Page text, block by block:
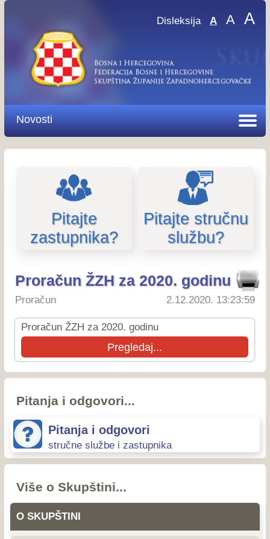
Disleksija A A A
Novosti
Pitajte
zastupnika?
Pitajte stručnu
službu?
Proračun ŽZH za 2020. godinu
Proračun 2.12.2020. 13:23:59
Proračun ŽZH za 2020. godinu
Pregledaj...
Pitanja i odgovori...
Pitanja i odgovori
stručne službe i zastupnika
Više o Skupštini...
O SKUPŠTINI